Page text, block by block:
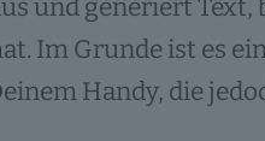
und generiert Text,
Im Grunde ist es
Handy, die